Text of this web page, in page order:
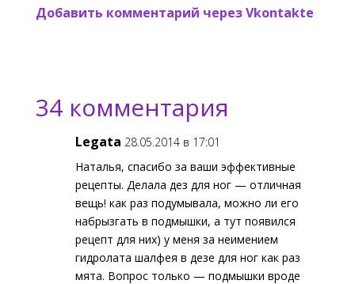
Добавить комментарий через Vkontakte
34 комментария
Legata 28.05.2014 в 17:01
Наталья, спасибо за ваши эффективные
рецепты. Делала дез для ног — отличная
вещь! как раз подумывала, можно ли его
набрызгать в подмышки, а тут появился
рецепт для них) у меня за неимением
гидролата шалфея в дезе для ног как раз
мята. Вопрос только — подмышки вроде